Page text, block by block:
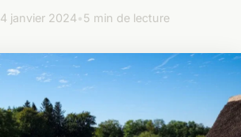
4 janvier 2024•5 min de lecture